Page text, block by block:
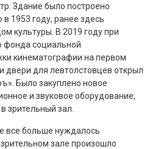
Здание было построено
1953 году, ранее здесь
культуры. В 2019 году при
фонда социальной
кинематографии на первом
двери для левтолстовцев открыл
Было закуплено новое
и звуковое оборудование,
зрительный зал.
все больше нуждалось
зале произошло